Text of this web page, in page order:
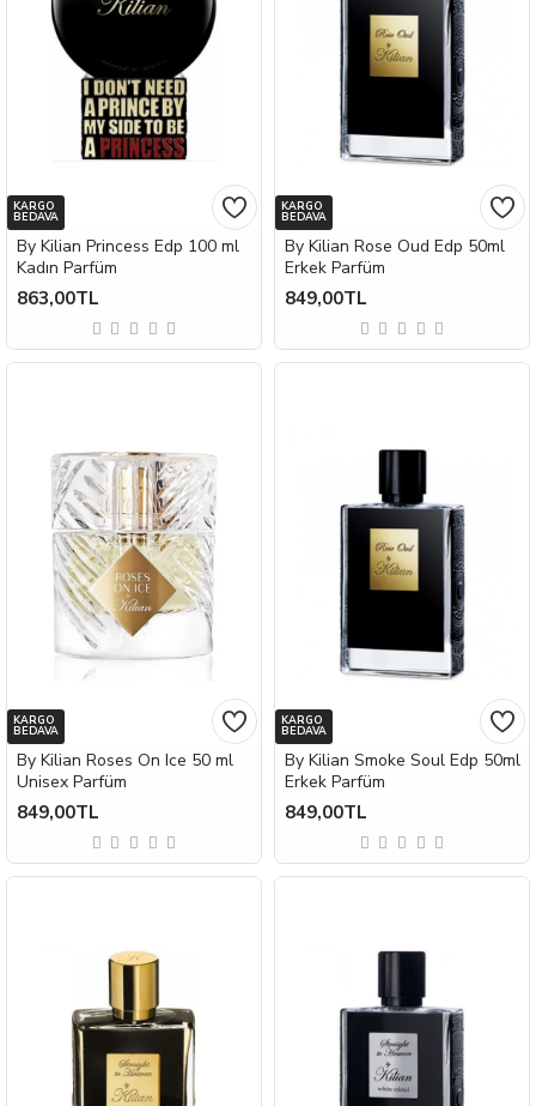
KARGO
BEDAVA
By Kilian Princess Edp 100 ml
Kadın Parfüm
863,00TL
KARGO
BEDAVA
By Kilian Rose Oud Edp 50ml
Erkek Parfüm
849,00TL
KARGO
BEDAVA
By Kilian Roses On Ice 50 ml
Unisex Parfüm
849,00TL
KARGO
BEDAVA
By Kilian Smoke Soul Edp 50ml
Erkek Parfüm
849,00TL